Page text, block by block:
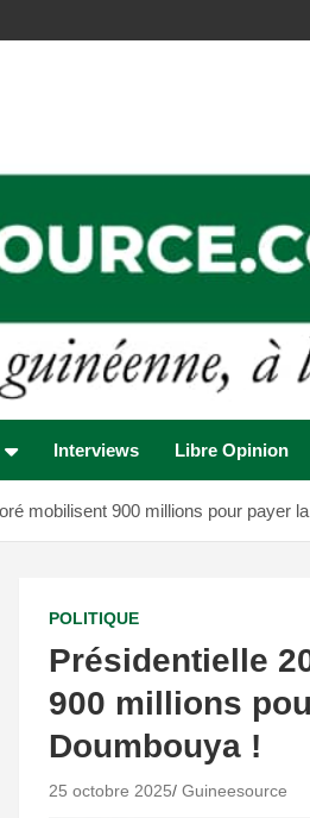
Interviews Libre Opinion
mobilisent 900 millions pour payer
POLITIQUE
Présidentielle
900 millions
Doumbouya !
25 octobre 2025 Guineesource